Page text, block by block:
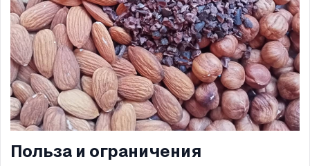
Польза и ограничения